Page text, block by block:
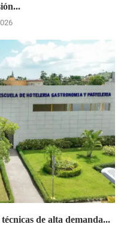
de alta demanda...